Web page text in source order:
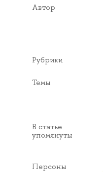
Автор
Рубрики
Темы
В статье
упомянуты
Персоны